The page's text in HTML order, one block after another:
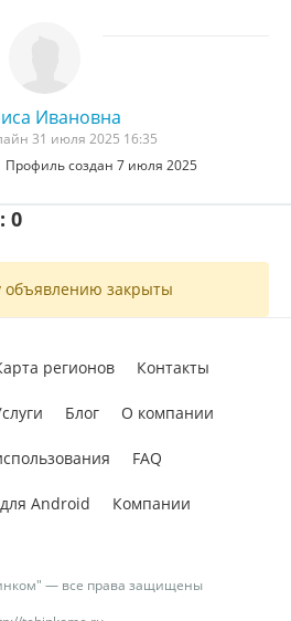
Ивановна
31 июля 2025 16:35
Профиль создан 7 июля 2025
0
объявлению закрыты
— все права защищены
регионов Контакты
Блог О компании
FAQ
Android Компании